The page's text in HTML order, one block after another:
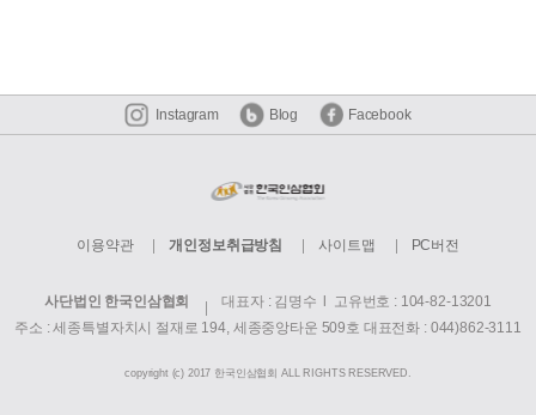
Instagram Blog Facebook
이용약관 개인정보취급방침 사이트맵 PC버전
사단법인 한국인삼협회
대표자 : 김명수 l 고유번호 : 104-82-13201
주소 : 세종특별자치시 절재로 194, 세종중앙타운 509호 대표전화 : 044)862-3111
copyright (c) 2017 한국인삼협회 ALL RIGHTS RESERVED.